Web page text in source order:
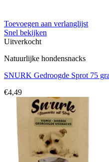
Toevoegen aan verlanglijst
Snel bekijken
Uitverkocht
Natuurlijke hondensnacks
SNURK Gedroogde Sprot 75
€4,49